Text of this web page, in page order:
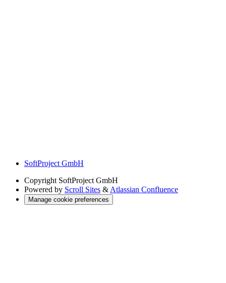
SoftProject GmbH
Copyright SoftProject GmbH
Powered by Scroll Sites & Atlassian Confluence
Manage cookie preferences